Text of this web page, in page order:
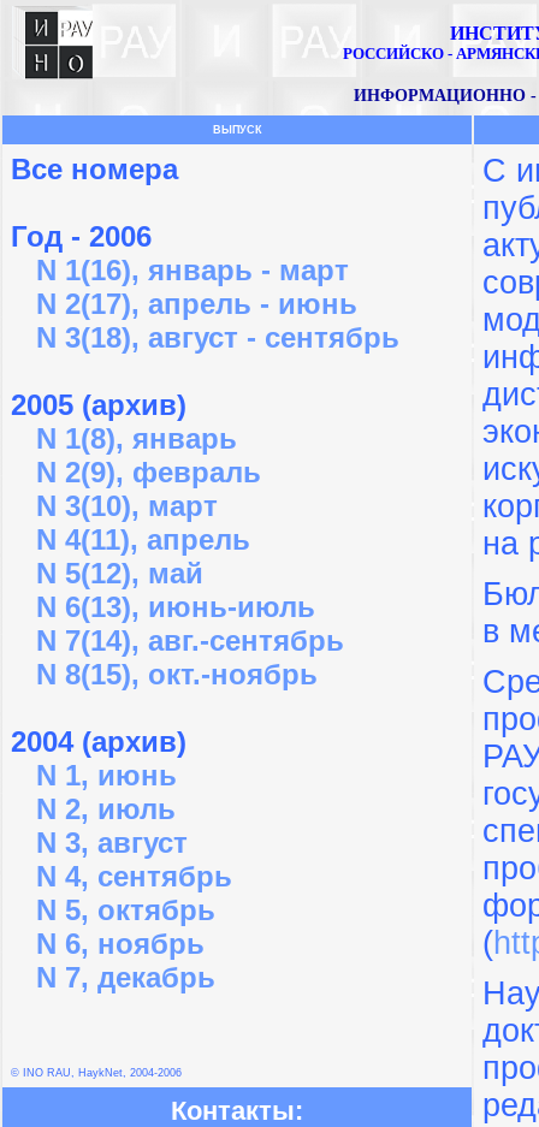
РОССИЙСКО -
ИНФОРМАЦИОННО
ВЫПУСК
Все номера
Год - 2006
N 1(16), январь - март
N 2(17), апрель - июнь
N 3(18), август - сентябрь
2005 (архив)
N 1(8), январь
N 2(9), февраль
N 3(10), март
N 4(11), апрель
N 5(12), май
N 6(13), июнь-июль
N 7(14), авг.-сентябрь
N 8(15), окт.-ноябрь
2004 (архив)
N 1, июнь
N 2, июль
N 3, август
N 4, сентябрь
N 5, октябрь
N 6, ноябрь
N 7, декабрь
© INO RAU, HaykNet, 2004-2006
Контакты:
С
на
в
(